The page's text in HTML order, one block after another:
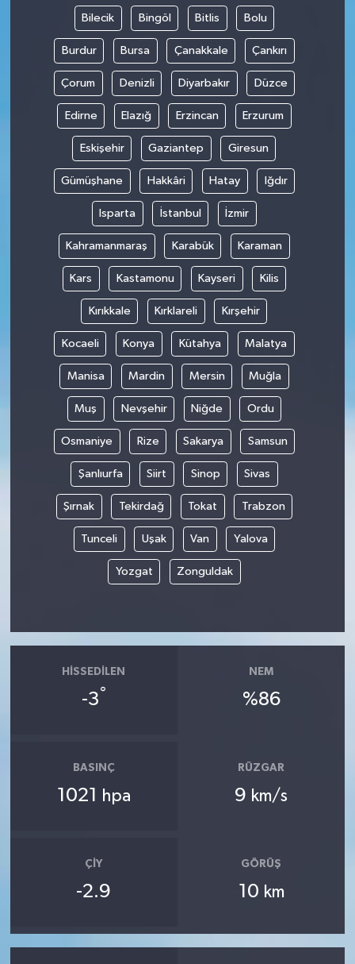
Bilecik Bingöl Bitlis Bolu
Burdur Bursa Çanakkale Çankırı
Çorum Denizli Diyarbakır Düzce
Edirne Elazığ Erzincan Erzurum
Eskişehir Gaziantep Giresun
Gümüşhane Hakkâri Hatay Iğdır
Isparta İstanbul İzmir
Kahramanmaraş Karabük Karaman
Kars Kastamonu Kayseri Kilis
Kırıkkale Kırklareli Kırşehir
Kocaeli Konya Kütahya Malatya
Manisa Mardin Mersin Muğla
Muş Nevşehir Niğde Ordu
Osmaniye Rize Sakarya Samsun
Şanlıurfa Siirt Sinop Sivas
Şırnak Tekirdağ Tokat Trabzon
Tunceli Uşak Van Yalova
Yozgat Zonguldak
HISSEDILEN
-3°
NEM
%86
BASINÇ
1021 hpa
RÜZGAR
9 km/s
ÇIY
-2.9
GÖRÜŞ
10 km